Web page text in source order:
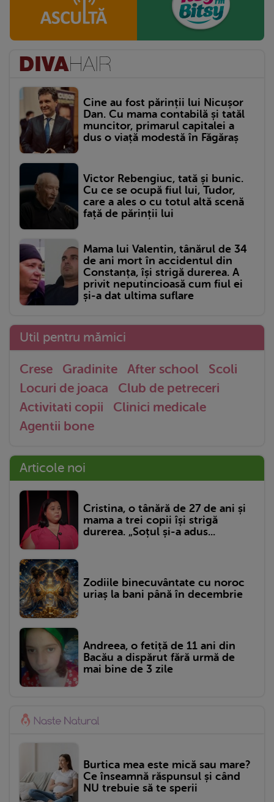
Cine au fost părinții lui Nicușor
Dan. Cu mama contabilă și tatăl
muncitor, primarul capitalei a
dus o viață modestă în Făgăraș
Victor Rebengiuc, tată și bunic.
Cu ce se ocupă fiul lui, Tudor,
care a ales o cu totul altă scenă
față de părinții lui
Mama lui Valentin, tânărul de 34
de ani mort în accidentul din
Constanța, își strigă durerea. A
privit neputincioasă cum fiul ei
și-a dat ultima suflare
Util pentru mămici
Crese Gradinite After school
Scoli
Locuri de joaca
Club de petreceri
Activitati copii
Clinici medicale
Agentii bone
Articole noi
Cristina, o tânără de 27 de ani și
mama a trei copii își strigă
durerea. „Soțul și-a adus...
Zodiile binecuvântate cu noroc
uriaș la bani până în decembrie
Andreea, o fetiță de 11 ani din
Bacău a dispărut fără urmă de
mai bine de 3 zile
Burtica mea este mică sau mare?
Ce înseamnă răspunsul și când
NU trebuie să te sperii